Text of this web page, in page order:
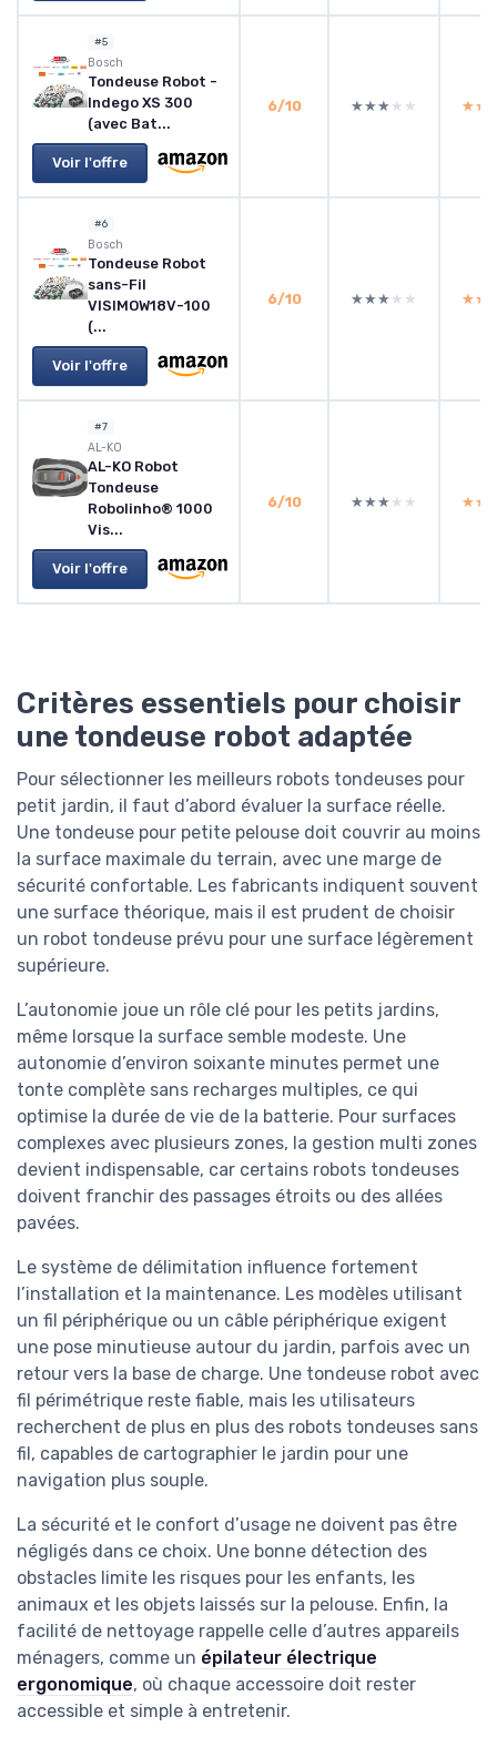
#5
Bosch
Tondeuse Robot -
Indego XS 300
(avec Bat...
Voir l'offre
6/10 ★★★★★
★★★★★
#6
Bosch
Tondeuse Robot
sans-Fil
VISIMOW18V-100
(...
Voir l'offre
6/10 ★★★★★
★★★★★
#7
AL-KO
AL-KO Robot
Tondeuse
Robolinho® 1000
Vis...
Voir l'offre
6/10 ★★★★★
★★★★★
Critères essentiels pour choisir
une tondeuse robot adaptée
Pour sélectionner les meilleurs robots tondeuses pour
petit jardin, il faut d’abord évaluer la surface réelle.
Une tondeuse pour petite pelouse doit couvrir au moins
la surface maximale du terrain, avec une marge de
sécurité confortable. Les fabricants indiquent souvent
une surface théorique, mais il est prudent de choisir
un robot tondeuse prévu pour une surface légèrement
supérieure.
L’autonomie joue un rôle clé pour les petits jardins,
même lorsque la surface semble modeste. Une
autonomie d’environ soixante minutes permet une
tonte complète sans recharges multiples, ce qui
optimise la durée de vie de la batterie. Pour surfaces
complexes avec plusieurs zones, la gestion multi zones
devient indispensable, car certains robots tondeuses
doivent franchir des passages étroits ou des allées
pavées.
Le système de délimitation influence fortement
l’installation et la maintenance. Les modèles utilisant
un fil périphérique ou un câble périphérique exigent
une pose minutieuse autour du jardin, parfois avec un
retour vers la base de charge. Une tondeuse robot avec
fil périmétrique reste fiable, mais les utilisateurs
recherchent de plus en plus des robots tondeuses sans
fil, capables de cartographier le jardin pour une
navigation plus souple.
La sécurité et le confort d’usage ne doivent pas être
négligés dans ce choix. Une bonne détection des
obstacles limite les risques pour les enfants, les
animaux et les objets laissés sur la pelouse. Enfin, la
facilité de nettoyage rappelle celle d’autres appareils
ménagers, comme un épilateur électrique
ergonomique, où chaque accessoire doit rester
accessible et simple à entretenir.